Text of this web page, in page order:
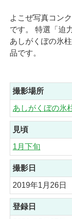
よこぜ写真コン
です。 特選「迫
あしがくぼの氷
品です。
撮影場所
あしがくぼの氷
見頃
1月下旬
撮影日
2019年1月26日
登録日